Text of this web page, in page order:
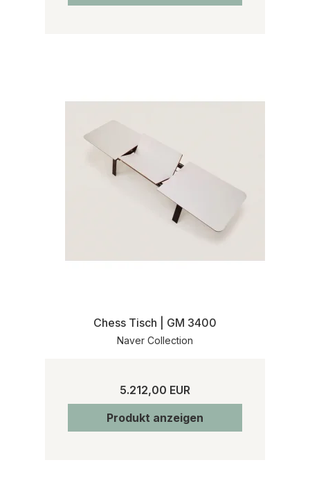
Chess Tisch | GM 3400
Naver Collection
5.212,00 EUR
Produkt anzeigen